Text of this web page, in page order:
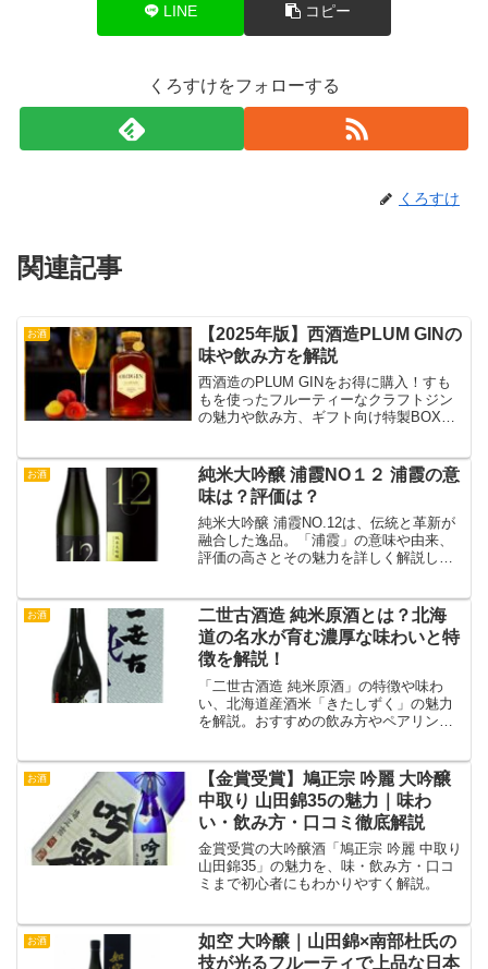
LINE コピー
くろすけをフォローする
くろすけ
関連記事
お酒
【2025年版】西酒造PLUM GINの
味や飲み方を解説
西酒造のPLUM GINをお得に購入！すも
もを使ったフルーティーなクラフトジン
の魅力や飲み方、ギフト向け特製BOXの
お酒
純米大吟醸 浦霞NO１２ 浦霞の意
味は？評価は？
純米大吟醸 浦霞NO.12は、伝統と革新が
融合した逸品。「浦霞」の意味や由来、
評価の高さとその魅力を詳しく解説しま
お酒
二世古酒造 純米原酒とは？北海
道の名水が育む濃厚な味わいと特
徴を解説！
「二世古酒造 純米原酒」の特徴や味わ
い、北海道産酒米「きたしずく」の魅力
を解説。おすすめの飲み方やペアリン
お酒
【金賞受賞】鳩正宗 吟麗 大吟醸
中取り 山田錦35の魅力｜味わ
い・飲み方・口コミ徹底解説
金賞受賞の大吟醸酒「鳩正宗 吟麗 中取り
山田錦35」の魅力を、味・飲み方・口コ
ミまで初心者にもわかりやすく解説。
お酒
如空 大吟醸｜山田錦×南部杜氏の
技が光るフルーティで上品な日本